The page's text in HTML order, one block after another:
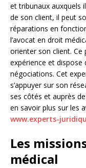
et tribunaux auxquels
de son client, il peut
réparations en
l’avocat en droit
orienter son client. Ce
expérience et
négociations. Cet
s’appuyer sur son
ses côtés et auprès
en savoir plus sur les
www.experts-
Les
médical